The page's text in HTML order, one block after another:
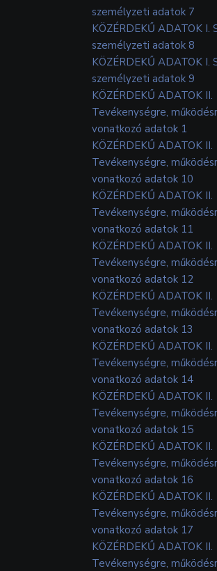
személyzeti adatok 7
KÖZÉRDEKŰ ADATOK I.
személyzeti adatok 8
KÖZÉRDEKŰ ADATOK I.
személyzeti adatok 9
KÖZÉRDEKŰ ADATOK II.
Tevékenységre,
vonatkozó adatok 1
KÖZÉRDEKŰ ADATOK II.
Tevékenységre,
vonatkozó adatok 10
KÖZÉRDEKŰ ADATOK II.
Tevékenységre,
vonatkozó adatok 11
KÖZÉRDEKŰ ADATOK II.
Tevékenységre,
vonatkozó adatok 12
KÖZÉRDEKŰ ADATOK II.
Tevékenységre,
vonatkozó adatok 13
KÖZÉRDEKŰ ADATOK II.
Tevékenységre,
vonatkozó adatok 14
KÖZÉRDEKŰ ADATOK II.
Tevékenységre,
vonatkozó adatok 15
KÖZÉRDEKŰ ADATOK II.
Tevékenységre,
vonatkozó adatok 16
KÖZÉRDEKŰ ADATOK II.
Tevékenységre,
vonatkozó adatok 17
KÖZÉRDEKŰ ADATOK II.
Tevékenységre,